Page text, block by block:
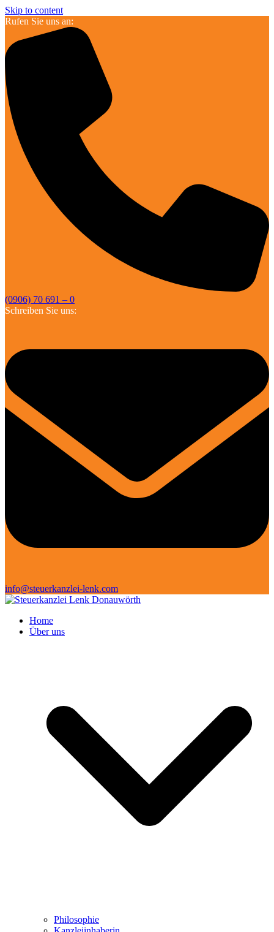
Skip to content
Rufen Sie uns an:
(0906) 70 691 – 0
Schreiben Sie uns:
info@steuerkanzlei-lenk.com
Home
Über uns
Philosophie